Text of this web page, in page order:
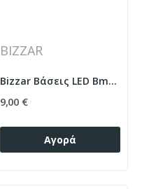
BIZZAR
Bizzar Βάσεις LED Bmw / Mercedes
9,00 €
Αγορά